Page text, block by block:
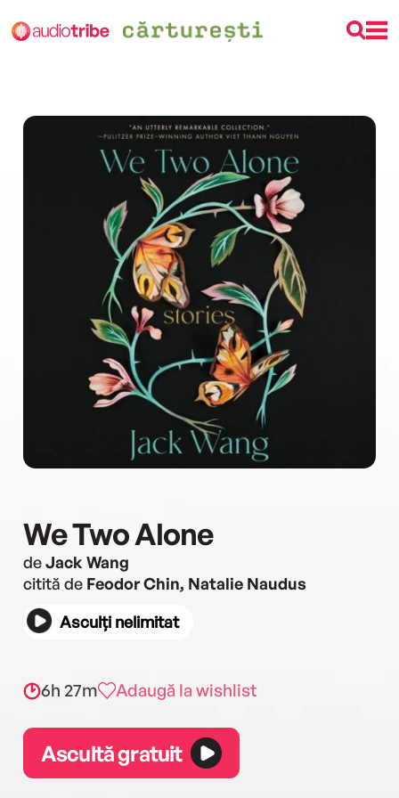
We Two Alone
deJack Wang
citită de Feodor Chin, Natalie Naudus
Asculți nelimitat
6h 27m Adaugă la wishlist
Ascultă gratuit